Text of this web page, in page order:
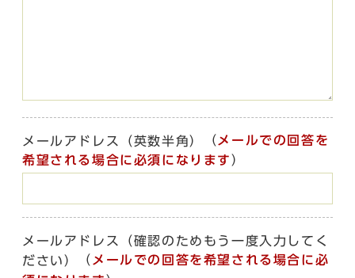
メールアドレス（英数半角） （ メールでの回答を
希望される場合に必須になります ）
メールアドレス（確認のためもう一度入力してく
ださい）
（ メールでの回答を希望される場合に必